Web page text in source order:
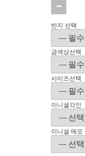
반지 선택
금색상선택
사이즈선택
이니셜각인
이니셜 메모